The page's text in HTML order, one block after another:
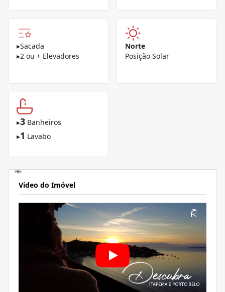
▸Sacada
▸2 ou + Elevadores
Norte
Posição Solar
▸3 Banheiros
▸1 Lavabo
Video do Imóvel